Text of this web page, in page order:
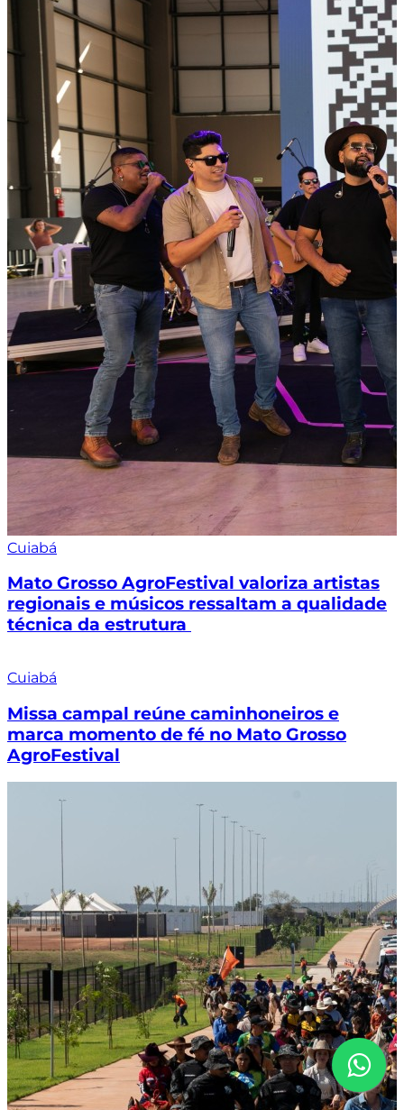
Cuiabá
Mato Grosso AgroFestival valoriza artistas
regionais e músicos ressaltam a qualidade
técnica da estrutura
Cuiabá
Missa campal reúne caminhoneiros e
marca momento de fé no Mato Grosso
AgroFestival